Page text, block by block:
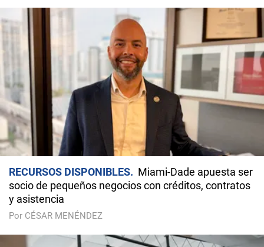
RECURSOS DISPONIBLES
Miami-Dade apuesta ser
socio de pequeños negocios con créditos, contratos
y asistencia
Por CÉSAR MENÉNDEZ